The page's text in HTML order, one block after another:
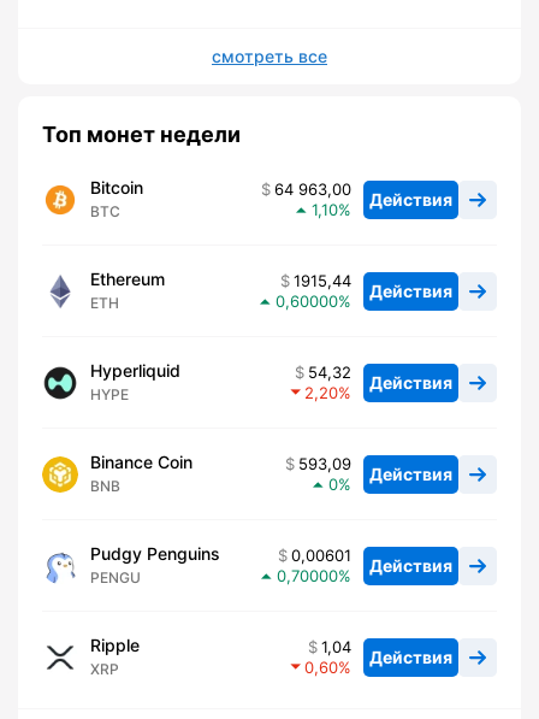
смотреть все
Топ монет недели
Bitcoin
BTC
64 963,00
1,10
Действия
Ethereum
ETH
1915,44
0,60000
Действия
Hyperliquid
HYPE
54,32
2,20
Действия
Binance Coin
BNB
593,09
0
Действия
Pudgy Penguins
PENGU
0,00601
0,70000
Действия
Ripple
XRP
1,04
0,60
Действия